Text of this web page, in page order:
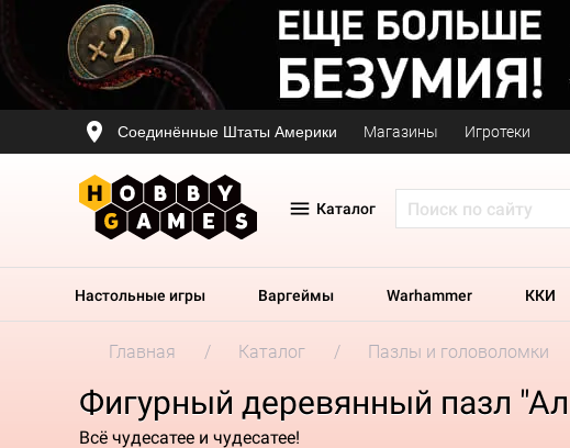
Соединённые Штаты Америки Магазины Игротеки
Каталог
Настольные игры Варгеймы Warhammer ККИ
Главная Каталог Пазлы и головоломки
Фигурный деревянный пазл
Всё чудесатее и чудесатее!